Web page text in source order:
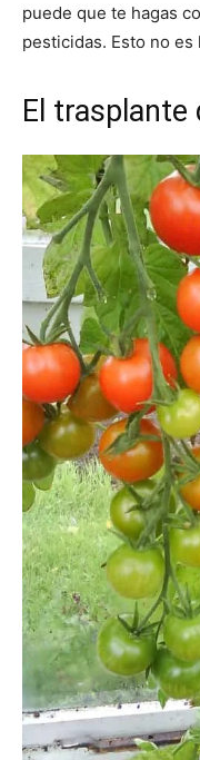
puede que te hagas
pesticidas. Esto no
El trasplante